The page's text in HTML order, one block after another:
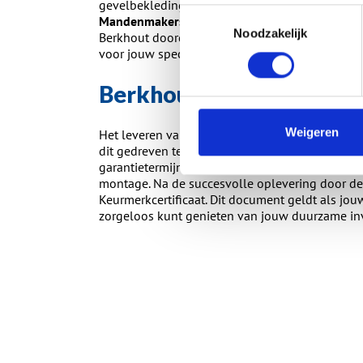
Toestemmingsselectie
Noodzakelijk
Weigeren
gevelbekleding zelf te ervaren, ben je van
Mandenmakerstraat 1 in Ridderkerk
Berkhout doordeweeks uitsluitend op afspraak
voor jouw specifieke woonwensen.
Berkhout Kunststof
Het leveren van een strak, betrouwbaar en
dit gedreven team. Berkhout Kunststof
garantietermijn van maar liefst 10 jaar op
montage. Na de succesvolle oplevering door
Keurmerkcertificaat. Dit document geldt als
zorgeloos kunt genieten van jouw duurzame